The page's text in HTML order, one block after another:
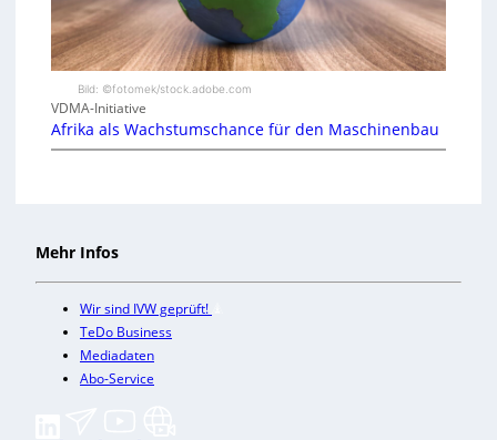
Bild: ©fotomek/stock.adobe.com
VDMA-Initiative
Afrika als Wachstumschance für den Maschinenbau
Mehr Infos
Wir sind IVW geprüft!
TeDo Business
Mediadaten
Abo-Service